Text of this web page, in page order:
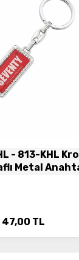
- 813-KHL
Metal
47,00 TL